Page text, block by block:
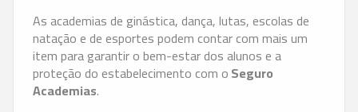
As academias de ginástica, dança, lutas, escolas de
natação e de esportes podem contar com mais um
item para garantir o bem-estar dos alunos e a
proteção do estabelecimento com oSeguro
Academias.